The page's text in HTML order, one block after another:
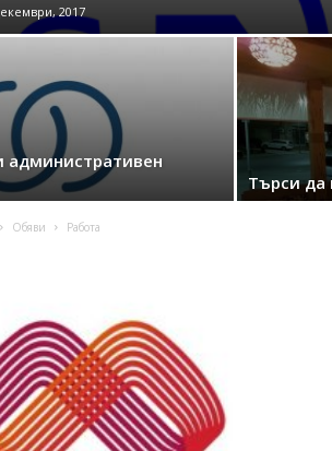
2017
административен
Търси да
Обяви Работа